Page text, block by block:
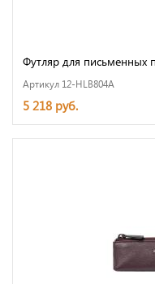
Футляр для письменных
Артикул 12-HLB804A
5 218 руб.